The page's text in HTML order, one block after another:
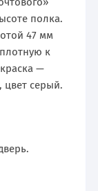
полка.
47 мм
к
—
серый.